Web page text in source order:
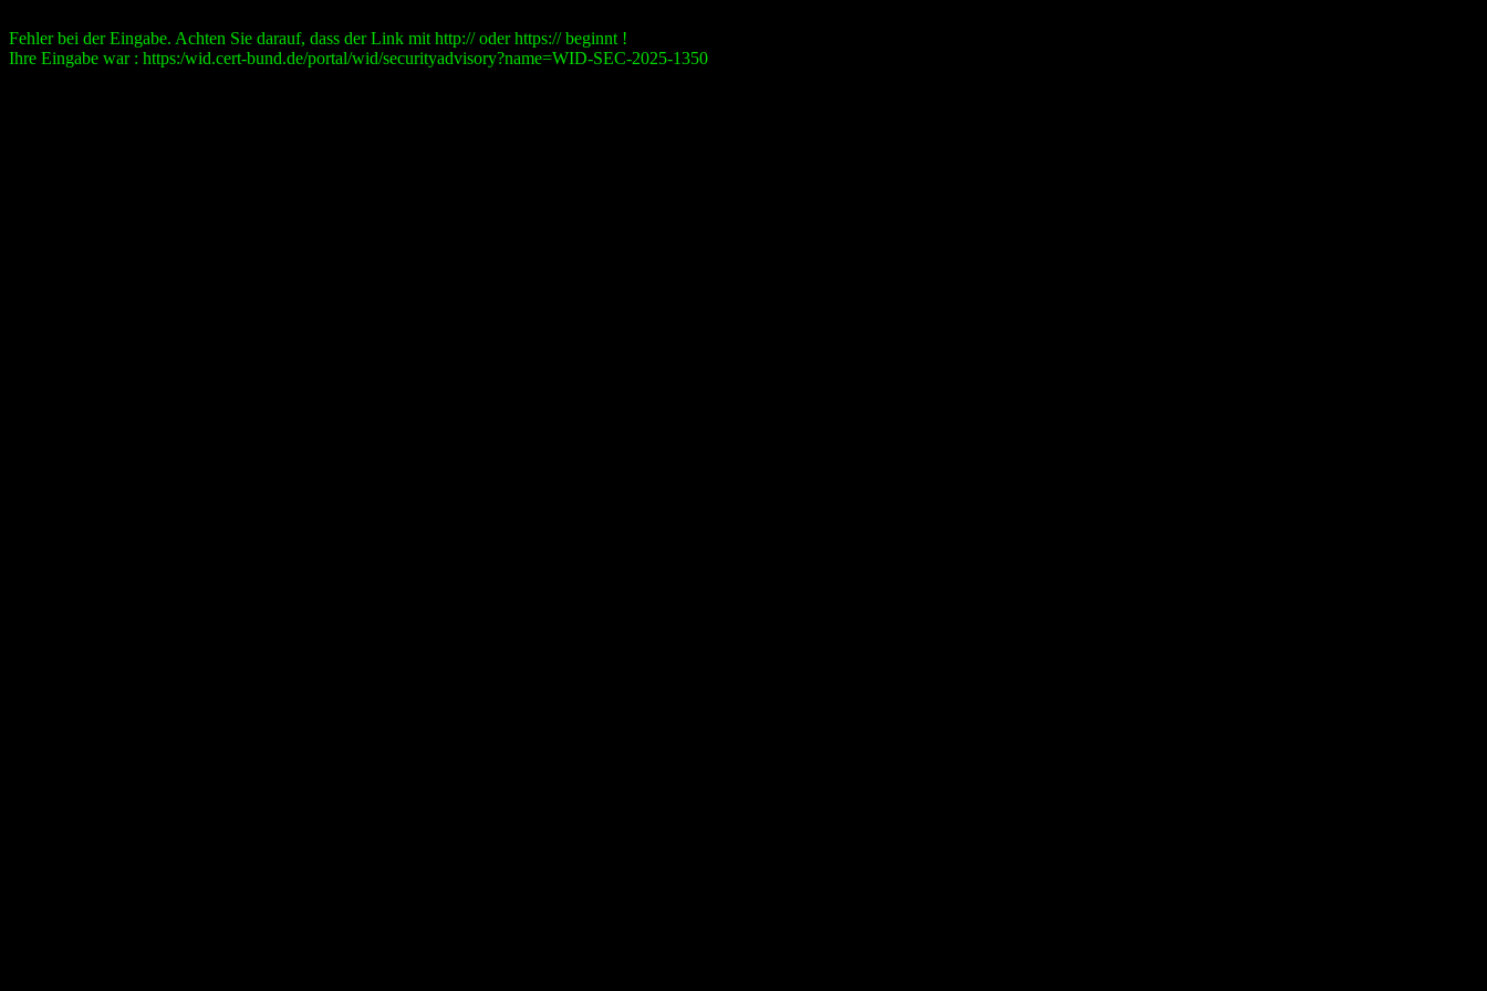
Fehler bei der Eingabe. Achten Sie darauf, dass der Link mit http:// oder https:// beginnt !
Ihre Eingabe war : https:/wid.cert-bund.de/portal/wid/securityadvisory?name=WID-SEC-2025-1350